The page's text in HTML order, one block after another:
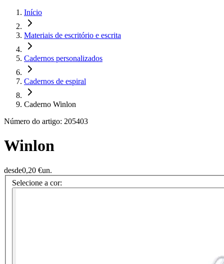
Início
Materiais de escritório e escrita
Cadernos personalizados
Cadernos de espiral
Caderno Winlon
Número do artigo: 205403
Winlon
desde0,20 €un.
Selecione a cor: